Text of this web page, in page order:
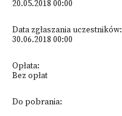
20.05.2018 00:00
Data zgłaszania uczestników:
30.06.2018 00:00
Opłata:
Bez opłat
Do pobrania: